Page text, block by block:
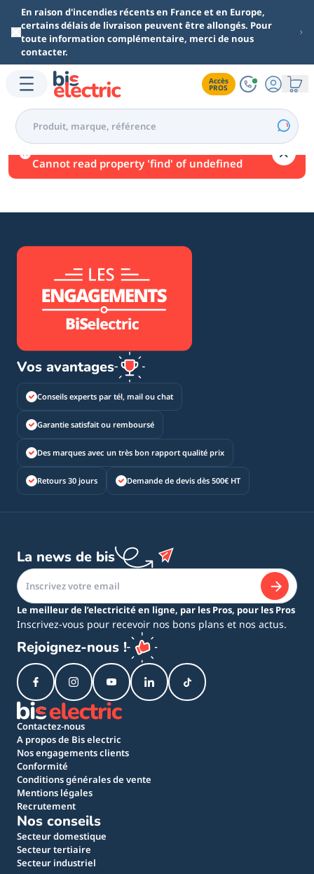
Aller au contenu principal
En raison d'incendies récents en France et en Europe,
certains délais de livraison peuvent être allongés. Pour
toute information complémentaire, merci de nous
contacter.
Accès
PROS
Une erreur est survenue.
Cannot read property 'find' of undefined
Vos avantages
Conseils experts par tél, mail ou chat
Garantie satisfait ou remboursé
Des marques avec un très bon rapport qualité prix
Retours 30 jours Demande de devis dès 500€ HT
La news de bis
Le meilleur de l’electricité en ligne, par les Pros, pour les Pros
Inscrivez-vous pour recevoir nos bons plans et nos actus.
Rejoignez-nous !
Contactez-nous
A propos de Bis electric
Nos engagements clients
Conformité
Conditions générales de vente
Mentions légales
Recrutement
Nos conseils
Secteur domestique
Secteur tertiaire
Secteur industriel